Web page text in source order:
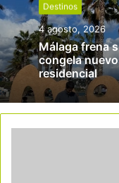
Destinos
4 agosto, 2026
Málaga frena
congela
residencial